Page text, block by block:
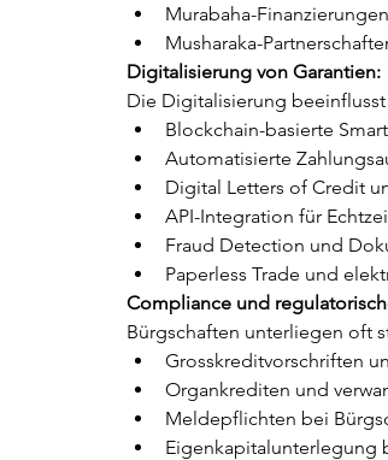
Murabaha-
Musharaka-
Digitalisierung von Garantien:
Die Digitalisierung
Blockchain-basierte
Automatisierte
Digital Letters of Credit
API-Integration für
Fraud Detection und
Paperless Trade und
Compliance und
Bürgschaften unterliegen oft
Grosskreditvorschriften
Organkrediten und
Meldepflichten bei
Eigenkapitalunterlegung